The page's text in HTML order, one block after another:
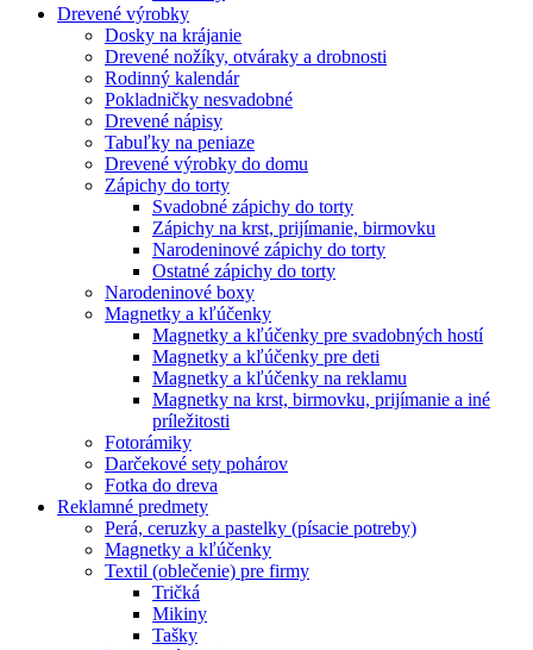
Drevené výrobky
Dosky na krájanie
Drevené nožíky, otváraky a drobnosti
Rodinný kalendár
Pokladničky nesvadobné
Drevené nápisy
Tabuľky na peniaze
Drevené výrobky do domu
Zápichy do torty
Svadobné zápichy do torty
Zápichy na krst, prijímanie, birmovku
Narodeninové zápichy do torty
Ostatné zápichy do torty
Narodeninové boxy
Magnetky a kľúčenky
Magnetky a kľúčenky pre svadobných hostí
Magnetky a kľúčenky pre deti
Magnetky a kľúčenky na reklamu
Magnetky na krst, birmovku, prijímanie a iné
príležitosti
Fotorámiky
Darčekové sety pohárov
Fotka do dreva
Reklamné predmety
Perá, ceruzky a pastelky (písacie potreby)
Magnetky a kľúčenky
Textil (oblečenie) pre firmy
Tričká
Mikiny
Tašky